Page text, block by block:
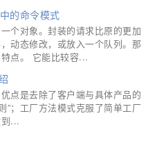
的命令模式
个对象。封装的请求比原的更加
动态修改，或放入一个队列。那
点。 它能比较容...
是去除了客户端与具体产品的
”；工厂方法模式克服了简单工厂
...